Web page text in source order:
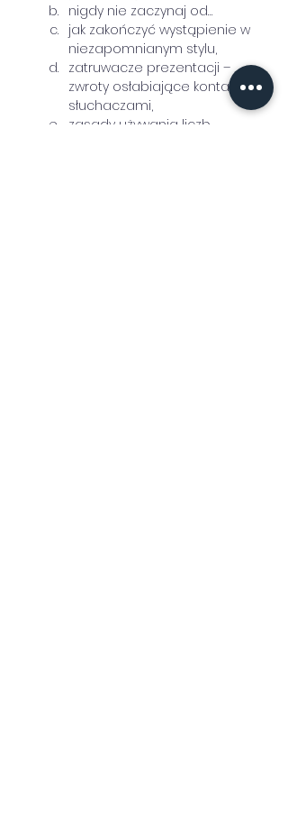
nigdy nie zaczynaj od…
jak zakończyć wystąpienie w
niezapomnianym stylu,
zatruwacze prezentacji –
zwroty osłabiające kontakt ze
słuchaczami,
zasady używania liczb.